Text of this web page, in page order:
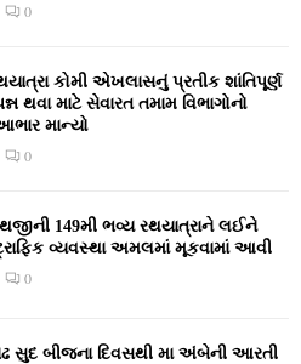
0
કોમી એખલાસનું પ્રતીક શાંતિપૂર્ણ
થવા માટે સેવારત તમામ વિભાગોનો
માન્યો
0
149મી ભવ્ય રથયાત્રાને લઈને
વ્યવસ્થા અમલમાં મૂકવામાં આવી
0
સુદ બીજના દિવસથી મા અંબેની આરતી